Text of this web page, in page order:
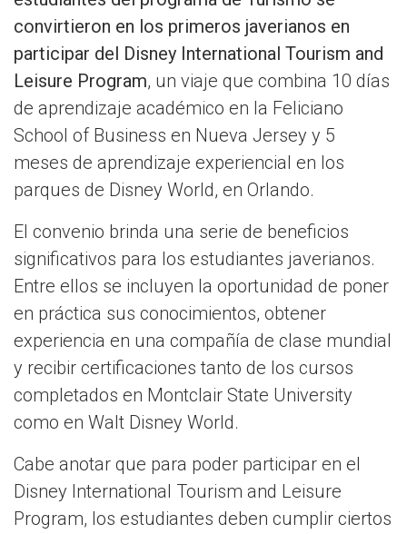
convirtieron en los primeros javerianos en
participar del Disney International Tourism and
Leisure Program, un viaje que combina 10 días
de aprendizaje académico en la Feliciano
School of Business en Nueva Jersey y 5
meses de aprendizaje experiencial en los
parques de Disney World, en Orlando.
El convenio brinda una serie de beneficios
significativos para los estudiantes javerianos.
Entre ellos se incluyen la oportunidad de poner
en práctica sus conocimientos, obtener
experiencia en una compañía de clase mundial
y recibir certificaciones tanto de los cursos
completados en Montclair State University
como en Walt Disney World.
Cabe anotar que para poder participar en el
Disney International Tourism and Leisure
Program, los estudiantes deben cumplir ciertos